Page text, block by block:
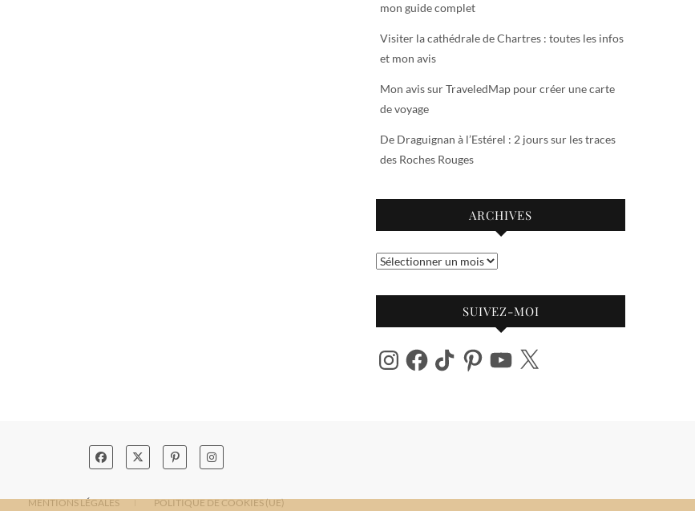
mon guide complet
Visiter la cathédrale de Chartres : toutes les infos
et mon avis
Mon avis sur TraveledMap pour créer une carte
de voyage
De Draguignan à l’Estérel : 2 jours sur les traces
des Roches Rouges
ARCHIVES
Archives
SUIVEZ-MOI
InstagramFacebook
TikTok PinterestYouTube
X
MENTIONS LÉGALES POLITIQUE DE COOKIES (UE)